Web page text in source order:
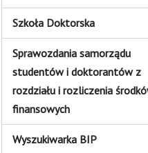
Szkoła Doktorska
Sprawozdania samorządu
studentów i doktorantów z
rozdziału i rozliczenia
finansowych
Wyszukiwarka BIP